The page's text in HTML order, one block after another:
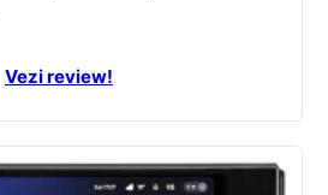
Vezi review!